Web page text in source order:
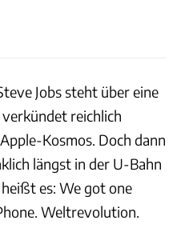
Jobs steht über eine
reichlich
Kosmos. Doch dann
längst in der U-Bahn
es: We got one
Weltrevolution.